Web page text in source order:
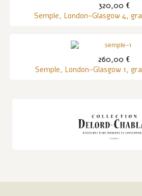
320,00 €
Semple, London-Glasgow 4,
260,00 €
Semple, London-Glasgow 1,